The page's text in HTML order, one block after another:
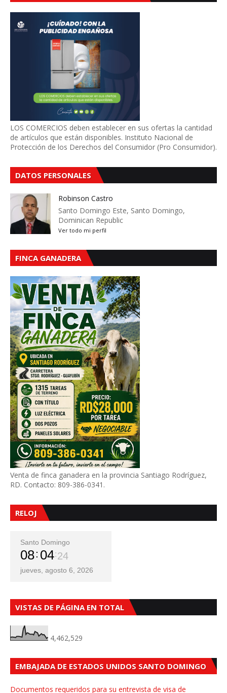
LOS COMERCIOS deben establecer en sus ofertas la cantidad
de artículos que están disponibles. Instituto Nacional de
Protección de los Derechos del Consumidor (Pro Consumidor).
DATOS PERSONALES
Robinson Castro
Santo Domingo Este, Santo Domingo,
Dominican Republic
Ver todo mi perfil
FINCA GANADERA
Venta de finca ganadera en la provincia Santiago Rodríguez,
RD. Contacto: 809-386-0341.
RELOJ
Santo Domingo
08 04 26
jueves, agosto 6, 2026
VISTAS DE PÁGINA EN TOTAL
4,462,529
EMBAJADA DE ESTADOS UNIDOS SANTO DOMINGO
Documentos requeridos para su entrevista de visa de